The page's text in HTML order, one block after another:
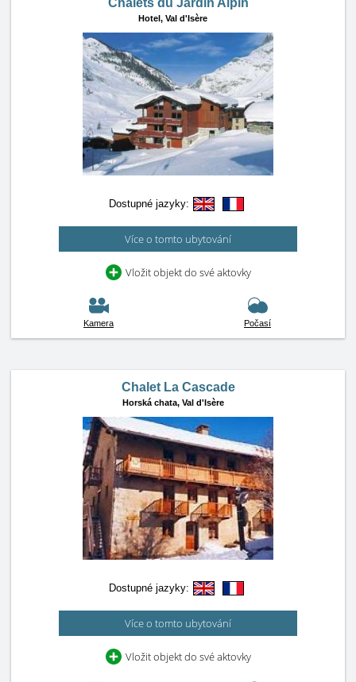
Chalets du Jardin Alpin
Hotel, Val d'Isère
Dostupné jazyky:
Více o tomto ubytování
Vložit objekt do své aktovky
Kamera Počasí
Chalet La Cascade
Horská chata, Val d'Isère
Dostupné jazyky:
Více o tomto ubytování
Vložit objekt do své aktovky